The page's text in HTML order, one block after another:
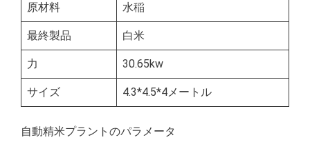
原材料 水稲
最終製品 白米
力 30.65kw
サイズ 4.3*4.5*4メートル
自動精米プラントのパラメータ